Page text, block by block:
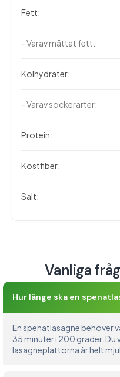
Fett:
- Varav mättat fett:
Kolhydrater:
- Varav sockerarter:
Protein:
Kostfiber:
Salt:
Vanliga
Hur länge ska en
En spenatlasagne behöver
35 minuter i 200 grader. Du
lasagneplattorna är helt